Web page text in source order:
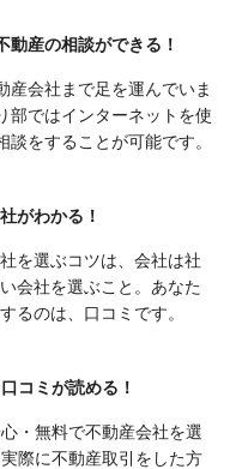
動産の相談ができる！
産会社まで足を運んでいま
部ではインターネットを使
談をすることが可能です。
がわかる！
を選ぶコツは、会社は社
会社を選ぶこと。あなた
るのは、口コミです。
口コミが読める！
・無料で不動産会社を選
際に不動産取引をした方